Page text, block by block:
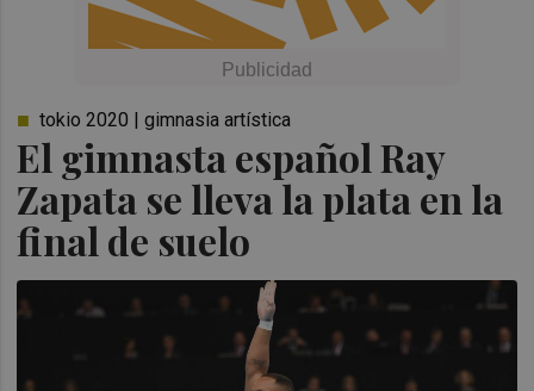
El gimnasta español Ray
Zapata se lleva la plata en la
final de suelo
tokio 2020 | gimnasia artística